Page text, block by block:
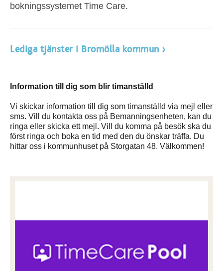
bokningssystemet Time Care.
Lediga tjänster i Bromölla kommun
Information till dig som blir timanställd
Vi skickar information till dig som timanställd via mejl eller
sms. Vill du kontakta oss på Bemanningsenheten, kan du
ringa eller skicka ett mejl. Vill du komma på besök ska du
först ringa och boka en tid med den du önskar träffa. Du
hittar oss i kommunhuset på Storgatan 48. Välkommen!